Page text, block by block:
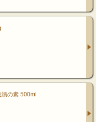
の素 500ml